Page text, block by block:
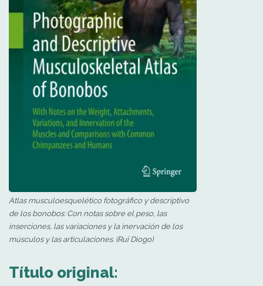
Atlas musculoesquelético fotográfico y descriptivo
de los bonobos: Con notas sobre el peso, las
inserciones, las variaciones y la inervación de los
músculos y las articulaciones. (Rui Diogo)
Título original: